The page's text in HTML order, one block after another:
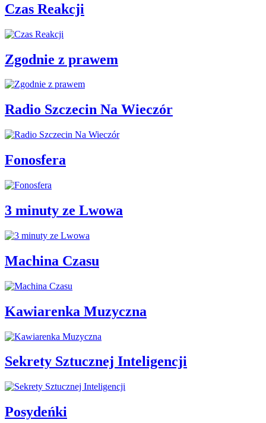
Czas Reakcji
Zgodnie z prawem
Radio Szczecin Na Wieczór
Fonosfera
3 minuty ze Lwowa
Machina Czasu
Kawiarenka Muzyczna
Sekrety Sztucznej Inteligencji
Posydeńki